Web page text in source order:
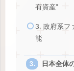
有資産”
3. 政府系フ
能
日本全体